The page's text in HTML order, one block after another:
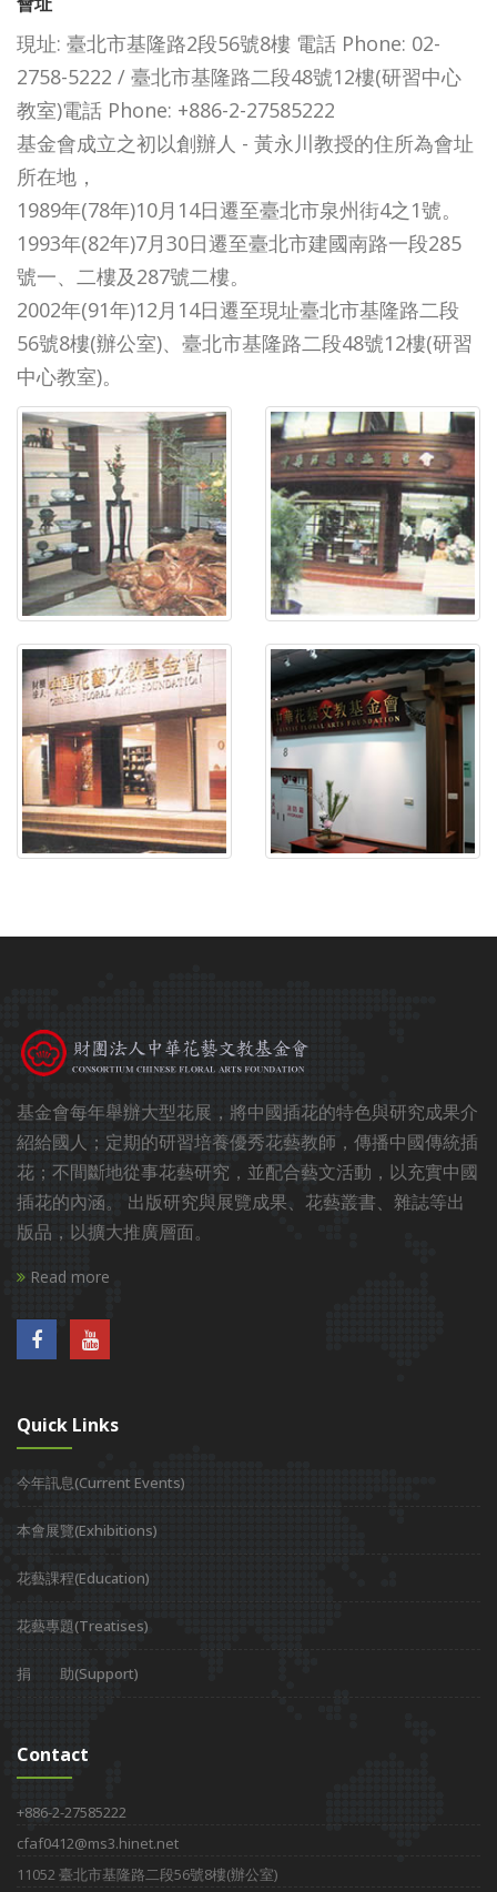
現址: 臺北市基隆路2段56號8樓 電話 Phone: 02-
2758-5222 / 臺北市基隆路二段48號12樓(研習中心
教室)電話 Phone: +886-2-27585222
基金會成立之初以創辦人 - 黃永川教授的住所為會址
所在地，
1989年(78年)10月14日遷至臺北市泉州街4之1號。
1993年(82年)7月30日遷至臺北市建國南路一段285
號一、二樓及287號二樓。
2002年(91年)12月14日遷至現址臺北市基隆路二段
56號8樓(辦公室)、臺北市基隆路二段48號12樓(研習
中心教室)。
基金會每年舉辦大型花展，將中國插花的特色與研究成果介
紹給國人；定期的研習培養優秀花藝教師，傳播中國傳統插
花；不間斷地從事花藝研究，並配合藝文活動，以充實中國
插花的內涵。 出版研究與展覽成果、花藝叢書、雜誌等出
版品，以擴大推廣層面。
Read more
Quick Links
今年訊息(Current Events)
本會展覽(Exhibitions)
花藝課程(Education)
花藝專題(Treatises)
捐 助(Support)
Contact
+886-2-27585222
cfaf0412@ms3.hinet.net
11052 臺北市基隆路二段56號8樓(辦公室)